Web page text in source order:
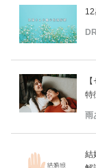
特
雨
結